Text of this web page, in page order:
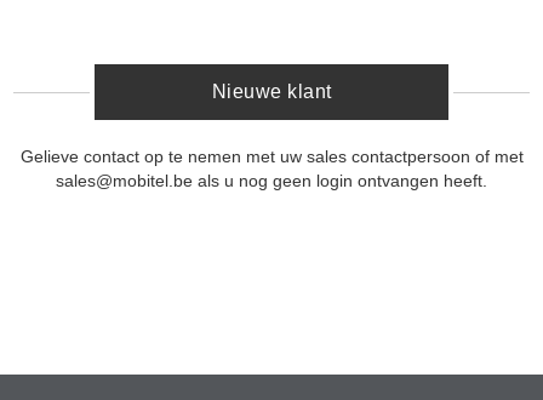
Nieuwe klant
Gelieve contact op te nemen met uw sales contactpersoon of met
sales@mobitel.be als u nog geen login ontvangen heeft.